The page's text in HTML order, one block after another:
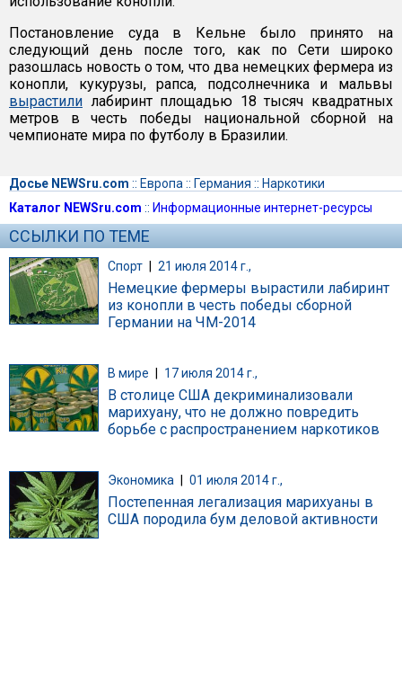
Постановление суда в Кельне было принято на
следующий день после того, как по Сети широко
разошлась новость о том, что два немецких фермера из
конопли, кукурузы, рапса, подсолнечника и мальвы
вырастили лабиринт площадью 18 тысяч квадратных
метров в честь победы национальной сборной на
чемпионате мира по футболу в Бразилии.
Досье NEWSru.com :: Европа :: Германия :: Наркотики
Каталог NEWSru.com :: Информационные интернет-ресурсы
ССЫЛКИ ПО ТЕМЕ
Спорт | 21 июля 2014 г.,
Немецкие фермеры вырастили лабиринт
из конопли в честь победы сборной
Германии на ЧМ-2014
В мире 17 июля 2014 г.,
В столице США декриминализовали
марихуану, что не должно повредить
борьбе с распространением наркотиков
Экономика 01 июля 2014 г.,
Постепенная легализация марихуаны в
США породила бум деловой активности